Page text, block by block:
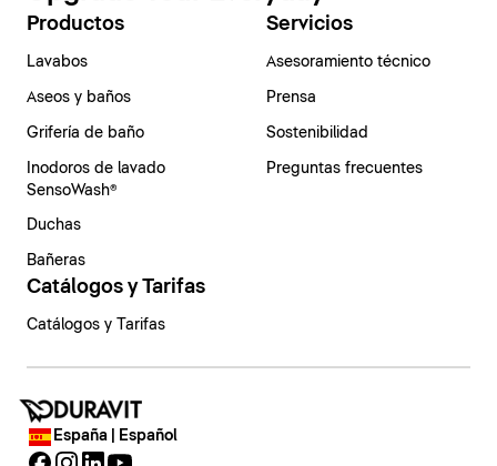
Productos
Lavabos
Aseos y baños
Grifería de baño
Inodoros de lavado
SensoWash®
Duchas
Bañeras
Servicios
Asesoramiento técnico
Prensa
Sostenibilidad
Preguntas frecuentes
Catálogos y Tarifas
Catálogos y Tarifas
España | Español